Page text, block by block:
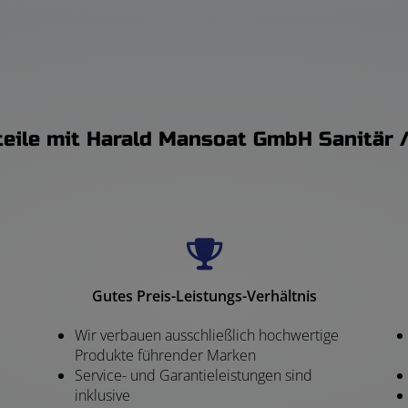
mit Harald Mansoat GmbH Sanitär
Gutes Preis-Leistungs-Verhältnis
Wir verbauen ausschließlich hochwertige
Produkte führender Marken
Service- und Garantieleistungen sind
inklusive